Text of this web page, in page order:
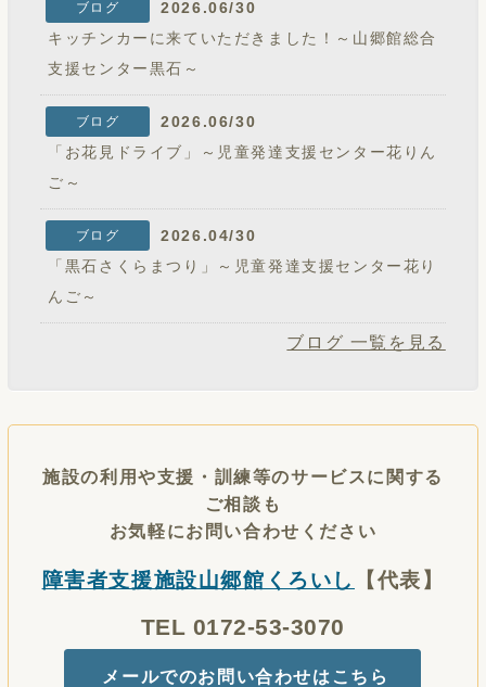
ブログ
2026.06/30
キッチンカーに来ていただきました！～山郷館総合
支援センター黒石～
ブログ
2026.06/30
「お花見ドライブ」～児童発達支援センター花りん
ご～
ブログ
2026.04/30
「黒石さくらまつり」～児童発達支援センター花り
んご～
ブログ 一覧を見る
施設の利用や支援・訓練等のサービスに関する
ご相談も
お気軽にお問い合わせください
障害者支援施設山郷館くろいし 【代表】
TEL 0172-53-3070
メールでのお問い合わせはこちら